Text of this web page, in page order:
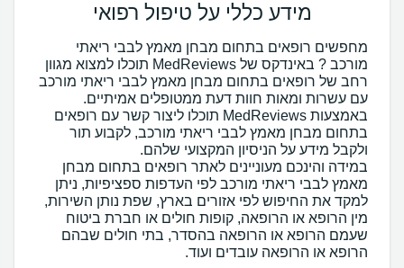
מידע כללי על טיפול רפואי
מחפשים רופאים בתחום מבחן מאמץ לבבי ריאתי
מורכב ? באינדקס של MedReviews תוכלו למצוא מגוון
רחב של רופאים בתחום מבחן מאמץ לבבי ריאתי מורכב
באמצעות MedReviews תוכלו ליצור קשר עם רופאים
בתחום מבחן מאמץ לבבי ריאתי מורכב, לקבוע תור
במידה והינכם מעוניינים לאתר רופאים בתחום מבחן
מאמץ לבבי ריאתי מורכב לפי העדפות ספציפיות, ניתן
למקד את החיפוש לפי אזורים בארץ, שפת נותן השירות,
מין הרופא או הרופאה, קופות חולים או חברת ביטוח
שעמם הרופא או הרופאה בהסדר, בתי חולים שבהם
הרופא או הרופאה עובדים ועוד.